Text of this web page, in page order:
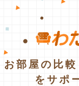
お部屋の比
をサポ